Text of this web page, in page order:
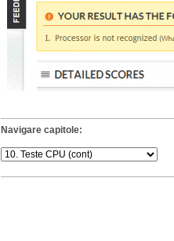
Navigare capitole: